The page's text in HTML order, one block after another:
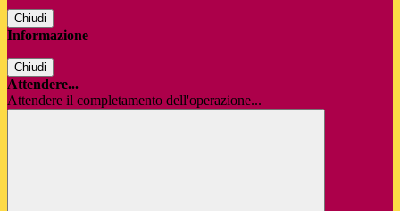
Chiudi
Informazione
Chiudi
Attendere...
Attendere il completamento dell'operazione...